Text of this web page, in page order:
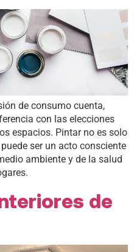
de consumo cuenta,
con las elecciones
espacios. Pintar no es solo
ser un acto consciente
ambiente y de la salud
de